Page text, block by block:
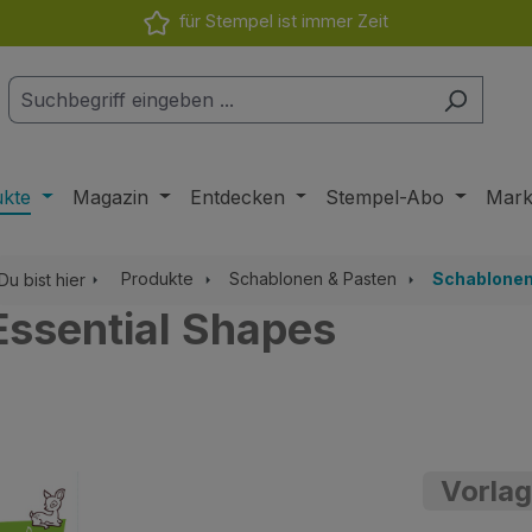
für Stempel ist immer Zeit
Magazin Entdecken Stempel-Abo
Du bist hier Produkte Schablonen & Pasten Schablonen
Shapes